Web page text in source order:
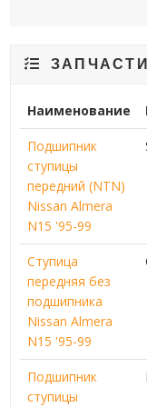
Наименование
Подшипник
ступицы
передний (NTN)
Nissan Almera
N15 '95-99
Ступица
передняя без
подшипника
Nissan Almera
N15 '95-99
Подшипник
ступицы